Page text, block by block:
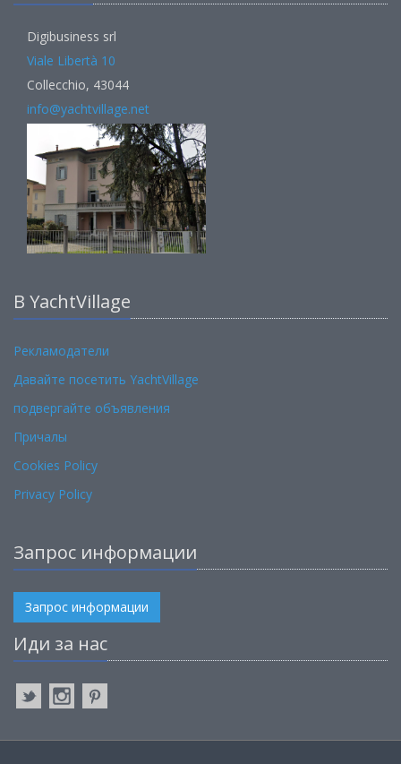
Digibusiness srl
Viale Libertà 10
Collecchio, 43044
info@yachtvillage.net
В YachtVillage
Рекламодатели
Давайте посетить YachtVillage
подвергайте объявления
Причалы
Cookies Policy
Privacy Policy
Запрос информации
Запрос информации
Иди за нас